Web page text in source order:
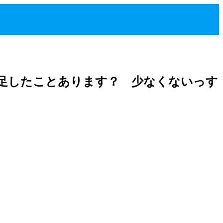
したことあります？ 少なくないっす